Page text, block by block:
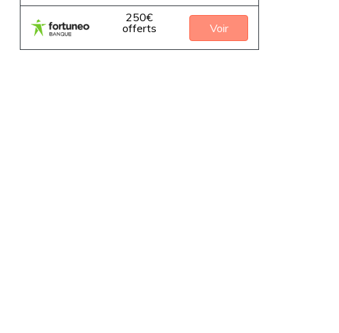
250€
offerts
Voir